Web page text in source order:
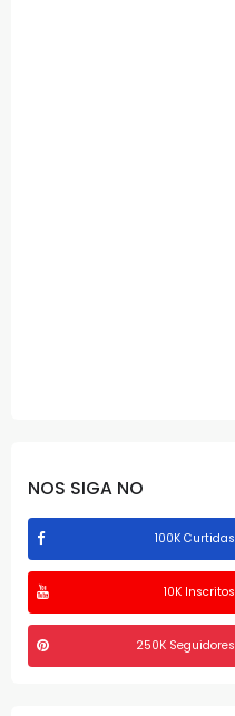
NOS SIGA NO
100K Curtidas
10K Inscritos
250K Seguidores